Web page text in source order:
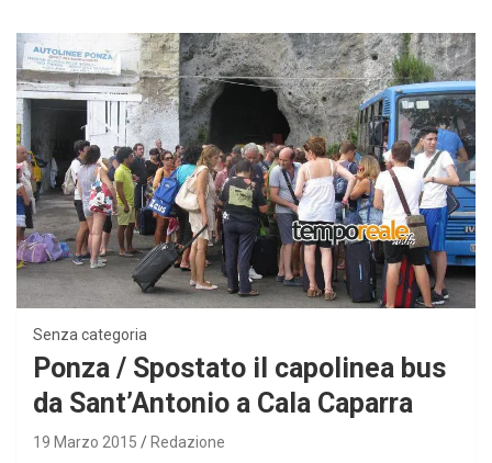
Senza categoria
Ponza / Spostato il capolinea bus
da Sant’Antonio a Cala Caparra
19 Marzo 2015 Redazione